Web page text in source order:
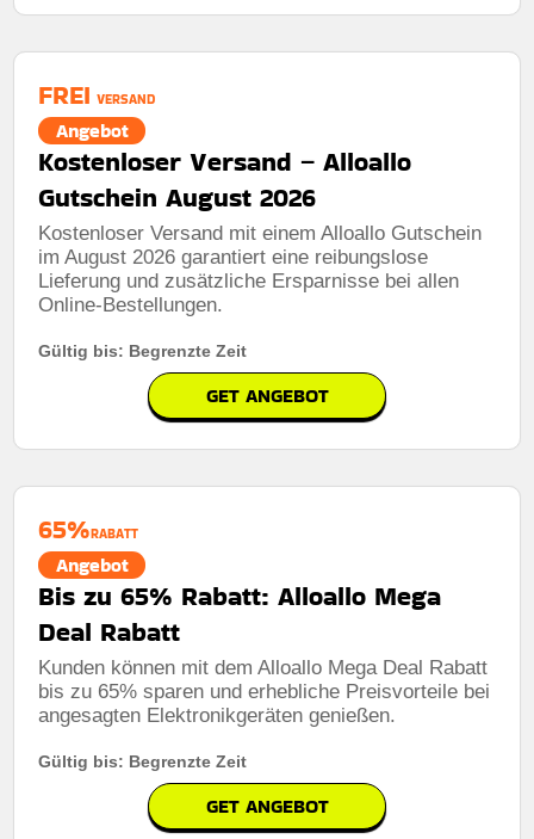
FREI VERSAND
Angebot
Kostenloser Versand – Alloallo
Gutschein August 2026
Kostenloser Versand mit einem Alloallo Gutschein
im August 2026 garantiert eine reibungslose
Lieferung und zusätzliche Ersparnisse bei allen
Online-Bestellungen.
Gültig bis: Begrenzte Zeit
GET ANGEBOT
65%RABATT
Angebot
Bis zu 65% Rabatt: Alloallo Mega
Deal Rabatt
Kunden können mit dem Alloallo Mega Deal Rabatt
bis zu 65% sparen und erhebliche Preisvorteile bei
angesagten Elektronikgeräten genießen.
Gültig bis: Begrenzte Zeit
GET ANGEBOT